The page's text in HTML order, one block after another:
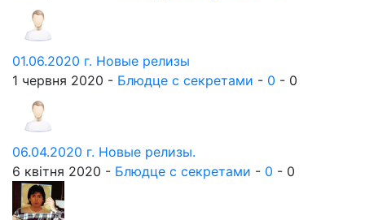
01.06.2020 г. Новые релизы
1 червня 2020 - Блюдце с секретами - 0 - 0
06.04.2020 г. Новые релизы.
6 квітня 2020 - Блюдце с секретами - 0 - 0